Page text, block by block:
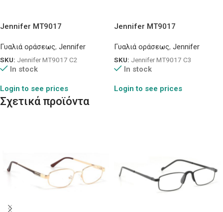
Jennifer MT9017
Γυαλιά οράσεως, Jennifer
SKU: Jennifer MT9017 C2
In stock
Login to see prices
Jennifer MT9017
Γυαλιά οράσεως, Jennifer
SKU: Jennifer MT9017 C3
In stock
Login to see prices
Σχετικά προϊόντα